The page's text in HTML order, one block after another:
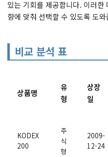
있는 기회를 제공합니다. 이러한
향에 맞춰 선택할 수 있도록 도와
비교 분석 표
상품명
유
형
상장
일
KODEX
200
주
식
형
2009-
12-24